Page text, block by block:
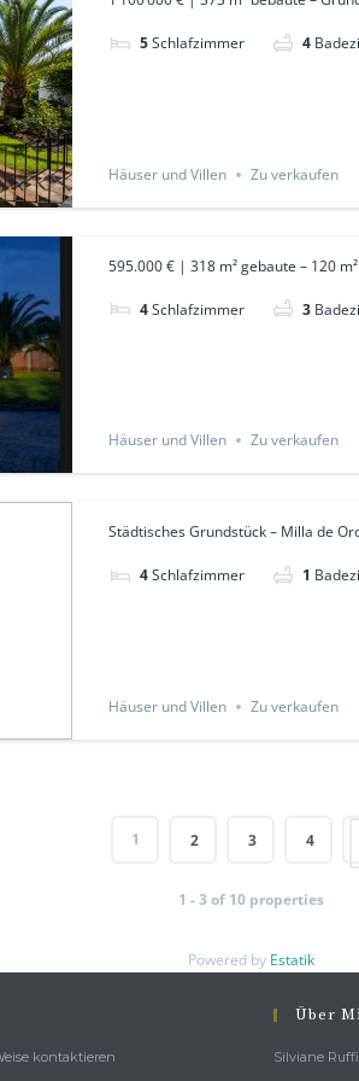
5Schlafzimmer 4
Häuser und Villen Zu verkaufen
595.000 € | 318 m² gebaute – 120
4Schlafzimmer 3
Häuser und Villen Zu verkaufen
Städtisches Grundstück – Milla de
4Schlafzimmer 1
Häuser und Villen Zu verkaufen
1 2 3 4
1 - 3 of 10 properties
Powered by Estatik
kontaktieren
Über
Silviane